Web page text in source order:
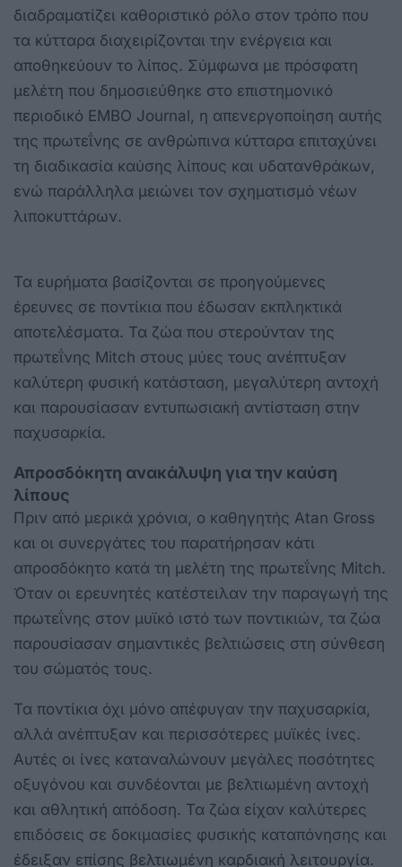
διαδραματίζει καθοριστικό ρόλο στον τρόπο που
τα κύτταρα διαχειρίζονται την ενέργεια και
αποθηκεύουν το λίπος. Σύμφωνα με πρόσφατη
μελέτη που δημοσιεύθηκε στο επιστημονικό
περιοδικό EMBO Journal, η απενεργοποίηση αυτής
της πρωτεΐνης σε ανθρώπινα κύτταρα επιταχύνει
τη διαδικασία καύσης λίπους και υδατανθράκων,
ενώ παράλληλα μειώνει τον σχηματισμό νέων
λιποκυττάρων.
Τα ευρήματα βασίζονται σε προηγούμενες
έρευνες σε ποντίκια που έδωσαν εκπληκτικά
αποτελέσματα. Τα ζώα που στερούνταν της
πρωτεΐνης Mitch στους μύες τους ανέπτυξαν
καλύτερη φυσική κατάσταση, μεγαλύτερη αντοχή
και παρουσίασαν εντυπωσιακή αντίσταση στην
παχυσαρκία.
Απροσδόκητη ανακάλυψη για την καύση
λίπους
Πριν από μερικά χρόνια, ο καθηγητής Atan Gross
και οι συνεργάτες του παρατήρησαν κάτι
απροσδόκητο κατά τη μελέτη της πρωτεΐνης Mitch.
Όταν οι ερευνητές κατέστειλαν την παραγωγή της
πρωτεΐνης στον μυϊκό ιστό των ποντικιών, τα ζώα
παρουσίασαν σημαντικές βελτιώσεις στη σύνθεση
του σώματός τους.
Τα ποντίκια όχι μόνο απέφυγαν την παχυσαρκία,
αλλά ανέπτυξαν και περισσότερες μυϊκές ίνες.
Αυτές οι ίνες καταναλώνουν μεγάλες ποσότητες
οξυγόνου και συνδέονται με βελτιωμένη αντοχή
και αθλητική απόδοση. Τα ζώα είχαν καλύτερες
επιδόσεις σε δοκιμασίες φυσικής καταπόνησης και
έδειξαν επίσης βελτιωμένη καρδιακή λειτουργία.